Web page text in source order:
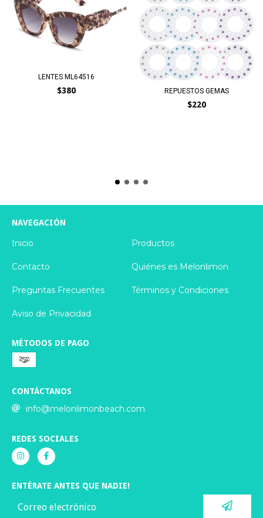
LENTES ML64516
$380 REPUESTOS GEMAS
$220
NAVEGACIÓN
Inicio Productos
Contacto Quiénes es Melonlimon
Preguntas Frecuentes Términos y Condiciones
Aviso de Privacidad
MÉTODOS DE PAGO
CONTÁCTANOS
info@melonlimonbeach.com
REDES SOCIALES
ENTÉRATE ANTES QUE NADIE!